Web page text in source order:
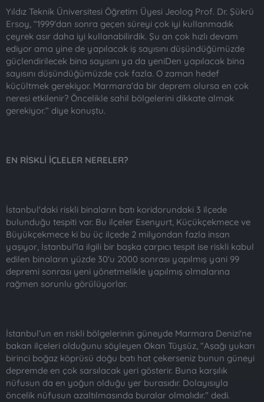
Yıldız Teknik Üniversitesi Öğretim Üyesi Jeolog Prof. Dr. Şükrü
Ersoy, “1999'dan sonra geçen süreyi çok iyi kullanmadık
çeyrek asır daha iyi kullanabilirdik. Şu an çok hızlı devam
ediyor ama yine de yapılacak iş sayısını düşündüğümüzde
güçlendirilecek bina sayısını ya da yeniDen yapılacak bina
sayısını düşündüğümüzde çok fazla. O zaman hedef
küçültmek gerekiyor. Marmara'da bir deprem olursa en çok
neresi etkilenir? Öncelikle sahil bölgelerini dikkate almak
gerekiyor.” diye konuştu.
EN RİSKLİ İÇLELER NERELER?
İstanbul'daki riskli binaların batı koridorundaki 3 ilçede
bulunduğu tespiti var. Bu ilçeler Esenyurt, Küçükçekmece ve
Büyükçekmece ki bu üç ilçede 2 milyondan fazla insan
yaşıyor, İstanbul'la ilgili bir başka çarpıcı tespit ise riskli kabul
edilen binaların yüzde 30'u 2000 sonrası yapılmış yani 99
depremi sonrası yeni yönetmelikle yapılmış olmalarına
rağmen sorunlu görülüyorlar.
İstanbul’un en riskli bölgelerinin güneyde Marmara Denizi'ne
bakan ilçeleri olduğunu söyleyen Okan Tüysüz, “Aşağı yukarı
birinci boğaz köprüsü doğu batı hat çekerseniz bunun güneyi
depremde en çok sarsılacak yeri gösterir. Buna karşılık
nüfusun da en yoğun olduğu yer burasıdır. Dolayısıyla
öncelik nüfusun azaltılmasında buralar olmalıdır.” dedi.